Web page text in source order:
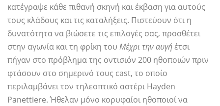
κατέγραψε κάθε πιθανή σκηνή και έκβαση για αυτούς
τους κλάδους και τις καταλήξεις. Πιστεύουν ότι η
δυνατότητα να βιώσετε τις επιλογές σας, προσθέτει
στην αγωνία και τη φρίκη του Μέχρι την αυγήέτσι
πήγαν στο πρόβλημα της οντισιόν 200 ηθοποιών πριν
φτάσουν στο σημερινό τους cast, το οποίο
περιλαμβάνει τον τηλεοπτικό αστέρι Hayden
Panettiere. Ήθελαν μόνο κορυφαίοι ηθοποιοί να